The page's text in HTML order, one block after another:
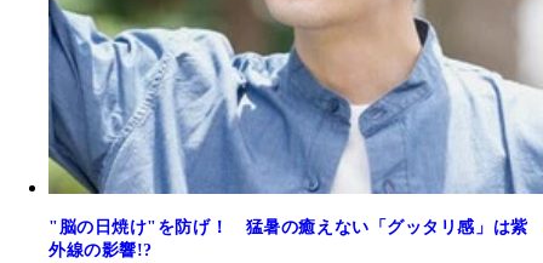
"脳の日焼け"を防げ！ 猛暑の癒えない「グッタリ感」は紫
外線の影響!?